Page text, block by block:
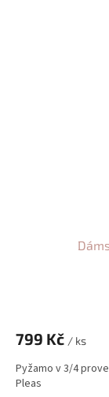
799 Kč / ks
Pyžamo v 3/4
Pleas